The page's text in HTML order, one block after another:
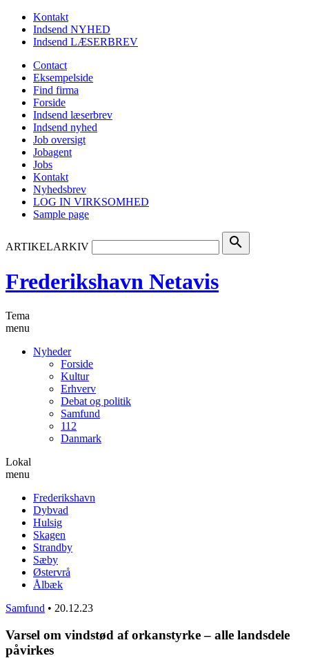
Kontakt
Indsend NYHED
Indsend LÆSERBREV
Contact
Eksempelside
Find firma
Forside
Indsend læserbrev
Indsend nyhed
Job oversigt
Jobagent
Jobs
Kontakt
Nyhedsbrev
LOG IN VIRKSOMHED
Sample page
ARTIKELARKIV search
Frederikshavn Netavis
Tema
menu
Nyheder
Forside
Kultur
Erhverv
Debat og politik
Samfund
112
Danmark
Lokal
menu
Frederikshavn
Dybvad
Hulsig
Skagen
Strandby
Sæby
Østervrå
Ålbæk
Samfund • 20.12.23
Varsel om vindstød af orkanstyrke – alle landsdele
påvirkes